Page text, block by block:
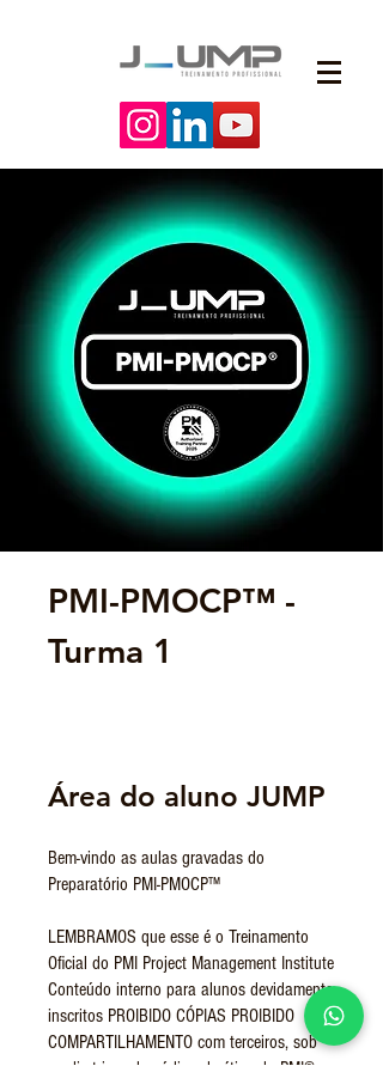
PMI-PMOCP™ -
Turma 1
Área do aluno JUMP
Bem-vindo as aulas gravadas do
Preparatório PMI-PMOCP™
LEMBRAMOS que esse é o Treinamento
Oficial do PMI Project Management Institute
Conteúdo interno para alunos devidamente
inscritos PROIBIDO CÓPIAS PROIBIDO
COMPARTILHAMENTO com terceiros, sob